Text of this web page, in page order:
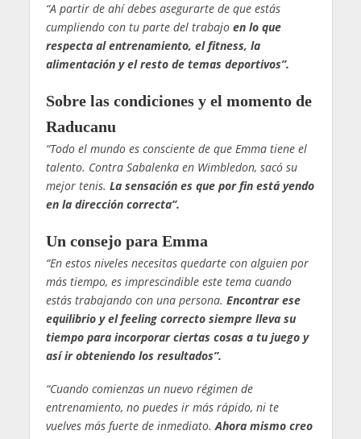
“A partir de ahí debes asegurarte de que estás
cumpliendo con tu parte del trabajo en lo que
respecta al entrenamiento, el fitness, la
alimentación y el resto de temas deportivos”.
Sobre las condiciones y el momento de
Raducanu
“Todo el mundo es consciente de que Emma tiene el
talento. Contra Sabalenka en Wimbledon, sacó su
mejor tenis. La sensación es que por fin está yendo
en la dirección correcta”.
Un consejo para Emma
“En estos niveles necesitas quedarte con alguien por
más tiempo, es imprescindible este tema cuando
estás trabajando con una persona. Encontrar ese
equilibrio y el feeling correcto siempre lleva su
tiempo para incorporar ciertas cosas a tu juego y
así ir obteniendo los resultados”.
“Cuando comienzas un nuevo régimen de
entrenamiento, no puedes ir más rápido, ni te
vuelves más fuerte de inmediato. Ahora mismo creo